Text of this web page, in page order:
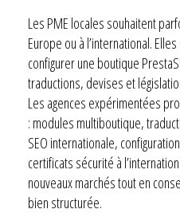
Les PME locales souhaitent
Europe ou à l’international.
configurer une boutique
traductions, devises et
Les agences expérimentées
: modules multiboutique,
SEO internationale,
certificats sécurité à
nouveaux marchés tout en
bien structurée.